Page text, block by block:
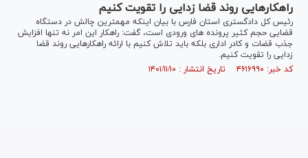
راهکارهایی روند قضا زدایی را تقویت کنیم
رئیس کل دادگستری استان فارس با بیان اینکه مهمترین چالش در دستگاه
قضایی حجم کثیر پرونده های ورودی است، گفت: راهکار این امر نه تنها افزایش
جذب قضات و کادر اداری بلکه باید تلاش کنیم با ارائه راهکارهایی روند قضا
زدایی را تقویت کنیم.
کد خبر: ۴۶۱۶۹۹۰ تاریخ انتشار : ۱۴۰۱/۱۱/۱۰